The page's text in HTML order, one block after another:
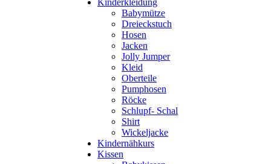
Kinderkleidung
Babymütze
Dreieckstuch
Hosen
Jacken
Jolly Jumper
Kleid
Oberteile
Pumphosen
Röcke
Schlupf- Schal
Shirt
Wickeljacke
Kindernähkurs
Kissen